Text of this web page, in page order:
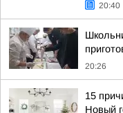
20:40
20:26
15
Новый